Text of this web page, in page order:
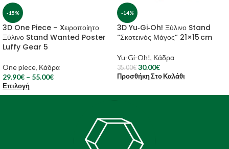
-15%
3D One Piece – Xειροποίητο
Ξύλινο Stand Wanted Poster
Luffy Gear 5
One piece, Κάδρα
29.90€ – 55.00€
Επιλογή
-14%
3D Yu‑Gi‑Oh! Ξύλινο Stand
“Σκοτεινός Μάγος” 21×15 cm
Yu-Gi-Oh!, Κάδρα
35.00€ 30.00€
Προσθήκη Στο Καλάθι